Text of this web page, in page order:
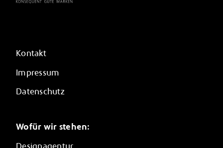
Kontakt
Impressum
Datenschutz
Wofür wir stehen: